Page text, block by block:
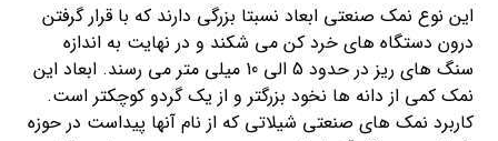
این نوع نمک صنعتی ابعاد نسبتا بزرگی دارند که با قرار گرفتن
درون دستگاه های خرد کن می شکند و در نهایت به اندازه
سنگ های ریز در حدود 5 الی 10 میلی متر می رسند. ابعاد این
نمک کمی از دانه ها نخود بزرگتر و از یک گردو کوچکتر است.
کاربرد نمک های صنعتی شیلاتی که از نام آنها پیداست در حوزه